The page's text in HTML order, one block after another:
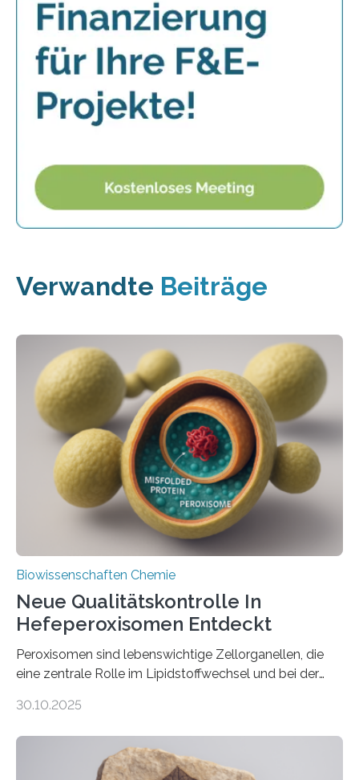
Verwandte Beiträge
Biowissenschaften Chemie
Neue Qualitätskontrolle In
Hefeperoxisomen Entdeckt
Peroxisomen sind lebenswichtige Zellorganellen, die
eine zentrale Rolle im Lipidstoffwechsel und bei der
erfüllen können, müssen zahlreiche Enzyme präzise in
der Ruhr-Universität Bochum um Prof. Dr. Ralf Erdmann
und Dr. Ismaila Francis Yusuf hat nun einen bislang
30.10.2025